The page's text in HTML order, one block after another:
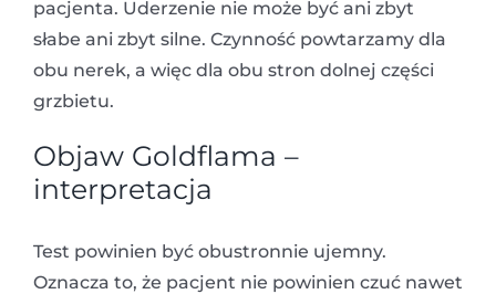
pacjenta. Uderzenie nie może być ani zbyt
słabe ani zbyt silne. Czynność powtarzamy dla
obu nerek, a więc dla obu stron dolnej części
grzbietu.
Objaw Goldflama –
interpretacja
Test powinien być obustronnie ujemny.
Oznacza to, że pacjent nie powinien czuć nawet